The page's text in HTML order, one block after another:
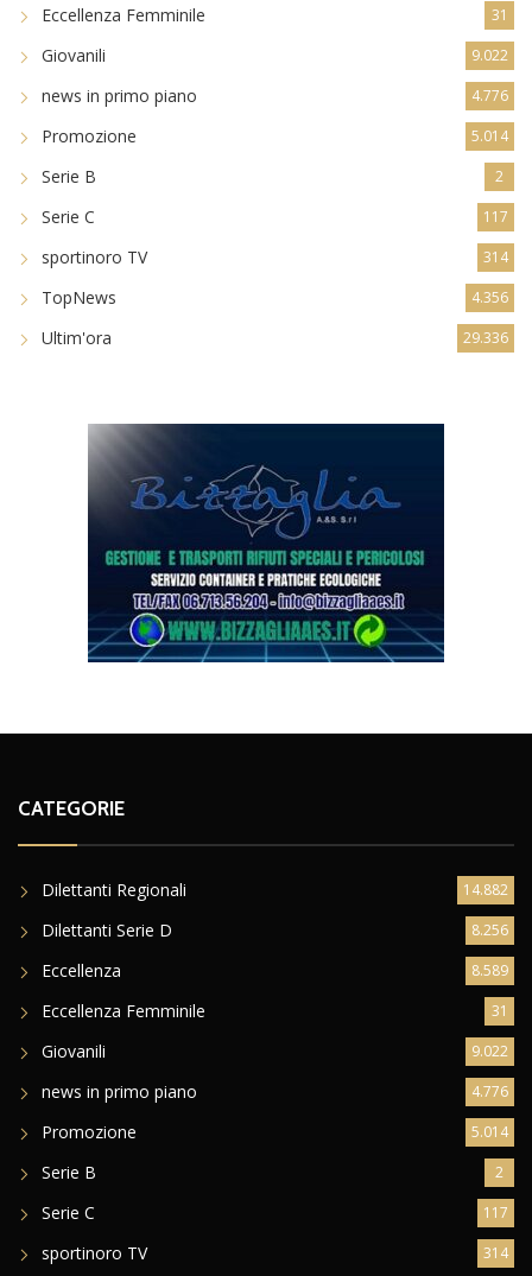
Eccellenza Femminile 31
Giovanili 9.022
news in primo piano 4.776
Promozione 5.014
Serie B 2
Serie C 117
sportinoro TV 314
TopNews 4.356
Ultim'ora 29.336
CATEGORIE
Dilettanti Regionali 14.882
Dilettanti Serie D 8.256
Eccellenza 8.589
Eccellenza Femminile 31
Giovanili 9.022
news in primo piano 4.776
Promozione 5.014
Serie B 2
Serie C 117
sportinoro TV 314